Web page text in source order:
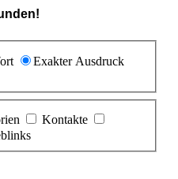
Exakter Ausdruck
Kontakte